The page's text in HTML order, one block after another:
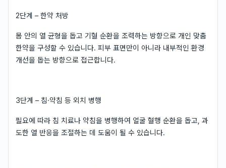
2단계 – 한약 처방
몸 안의 열 균형을 돕고 기혈 순환을 조력하는 방향으로 개인 맞춤
한약을 구성할 수 있습니다. 피부 표면만이 아니라 내부적인 환경
개선을 돕는 방향으로 접근합니다.
3단계 – 침·약침 등 외치 병행
필요에 따라 침 치료나 약침을 병행하여 얼굴 혈행 순환을 돕고, 과
도한 열 반응을 조절하는 데 도움이 될 수 있습니다.